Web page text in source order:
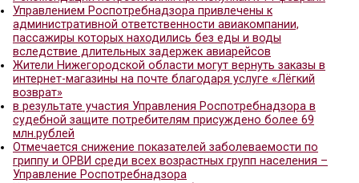
учреждение выполняет требования
профилактике COVID-19
О видах исследований на новую
инфекцию COVID-19
О проведении Всероссийской «горячей линии»
вопросам качества и безопасности
косметической продукции
Гражданам, вернувшимся из зарубежных стран и
занёсшим результаты тестов на COVID-19 в
назначены штрафы на сумму 1 млн. 402,5 тысячи
Почта России упростила клиентам подачу и